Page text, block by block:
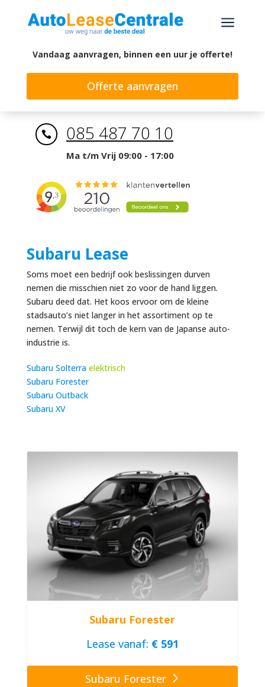
a
Vandaag aanvragen, binnen een uur je offerte!
Offerte aanvragen
 085 487 70 10
Ma t/m Vrij 09:00 - 17:00
Subaru Lease
Soms moet een bedrijf ook beslissingen durven
nemen die misschien niet zo voor de hand liggen.
Subaru deed dat. Het koos ervoor om de kleine
stadsauto’s niet langer in het assortiment op te
nemen. Terwijl dit toch de kern van de Japanse auto-
industrie is.
Subaru Solterra elektrisch
Subaru Forester
Subaru Outback
Subaru XV
Subaru Forester
Lease vanaf: € 591
Subaru Forester